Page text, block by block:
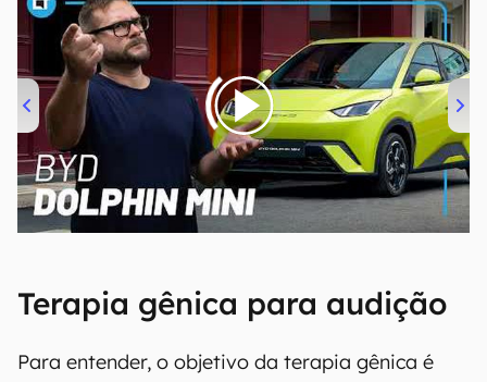
00:00/04:07
Terapia gênica para audição
Para entender, o objetivo da terapia gênica é